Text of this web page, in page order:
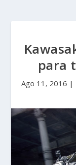
para
Ago 11, 2016 |